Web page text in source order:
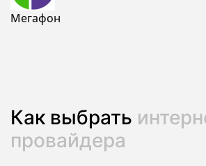
Мегафон
Как выбрать
провайдера